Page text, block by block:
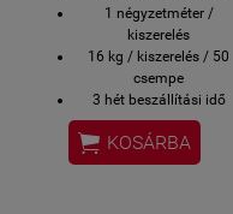
1 négyzetméter /
kiszerelés
16 kg / kiszerelés / 50
csempe
3 hét beszállítási idő
megrendeléstől számítva
Bemutatóteremben
kézzelfogható (Bp.
 KOSÁRBA